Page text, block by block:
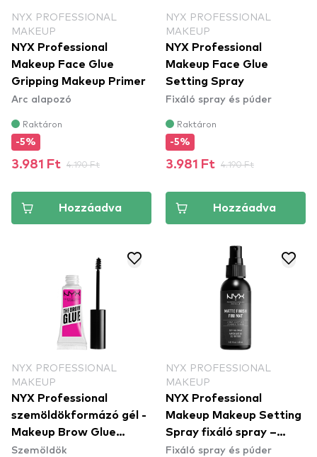
NYX PROFESSIONAL
MAKEUP
NYX Professional
Makeup Face Glue
Gripping Makeup Primer
Arc alapozó
Raktáron
-5%
3.981 Ft 4.190 Ft
Hozzáadva
NYX PROFESSIONAL
MAKEUP
NYX Professional
Makeup Face Glue
Setting Spray
Fixáló spray és púder
Raktáron
-5%
3.981 Ft 4.190 Ft
Hozzáadva
NYX PROFESSIONAL
MAKEUP
NYX Professional
szemöldökformázó gél -
Makeup Brow Glue
Instant Brow Styler
Szemöldök
NYX PROFESSIONAL
MAKEUP
NYX Professional
Makeup Makeup Setting
Spray fixáló spray –
Matte Finish
Fixáló spray és púder